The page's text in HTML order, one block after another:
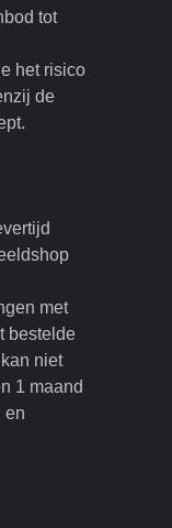
tot
het risico
de
met
bestelde
niet
1 maand
en